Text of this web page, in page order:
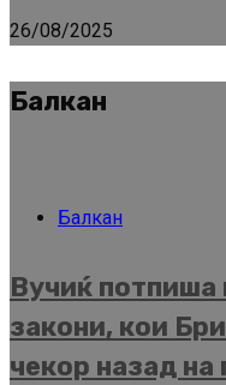
26/08/2025
Балкан
Балкан
Вучиќ потпиша
закони, кои
чекор назад на